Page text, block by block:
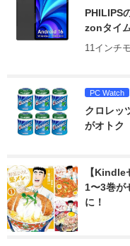
PHILIPS
zonタイ
11インチ
PC Watch
クロレッ
がオトク
【Kindle
1〜3巻が
に！